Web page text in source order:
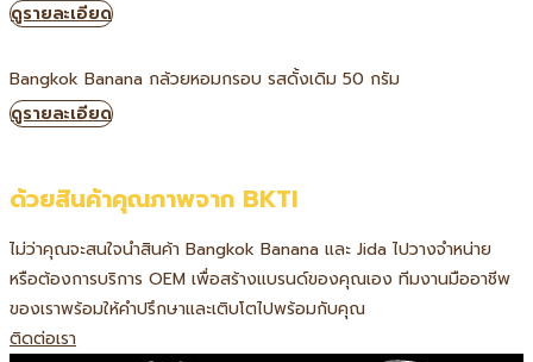
ดูรายละเอียด
Bangkok Banana กล้วยหอมกรอบ รสดั้งเดิม 50 กรัม
ดูรายละเอียด
ด้วยสินค้าคุณภาพจาก BKTI
ไม่ว่าคุณจะสนใจนำสินค้า Bangkok Banana และ Jida ไปวางจำหน่าย
หรือต้องการบริการ OEM เพื่อสร้างแบรนด์ของคุณเอง ทีมงานมืออาชีพ
ของเราพร้อมให้คำปรึกษาและเติบโตไปพร้อมกับคุณ
ติดต่อเรา